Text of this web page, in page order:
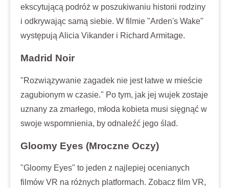
ekscytującą podróż w poszukiwaniu historii rodziny
i odkrywając samą siebie. W filmie "Arden's Wake"
występują Alicia Vikander i Richard Armitage.
Madrid Noir
"Rozwiązywanie zagadek nie jest łatwe w mieście
zagubionym w czasie." Po tym, jak jej wujek zostaje
uznany za zmarłego, młoda kobieta musi sięgnąć w
swoje wspomnienia, by odnaleźć jego ślad.
Gloomy Eyes (Mroczne Oczy)
"Gloomy Eyes" to jeden z najlepiej ocenianych
filmów VR na różnych platformach. Zobacz film VR,